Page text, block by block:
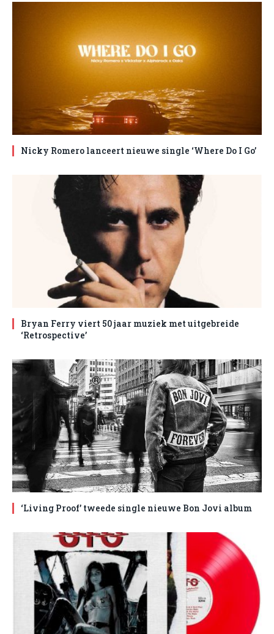
Nicky Romero lanceert nieuwe single ‘Where Do I Go’
Bryan Ferry viert 50 jaar muziek met uitgebreide
‘Retrospective’
‘Living Proof’ tweede single nieuwe Bon Jovi album